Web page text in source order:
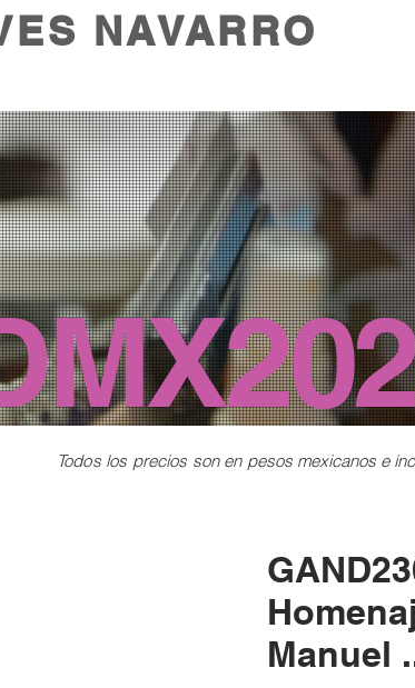
NAVARRO
Todos los precios son en pesos mexicanos e
Manuel